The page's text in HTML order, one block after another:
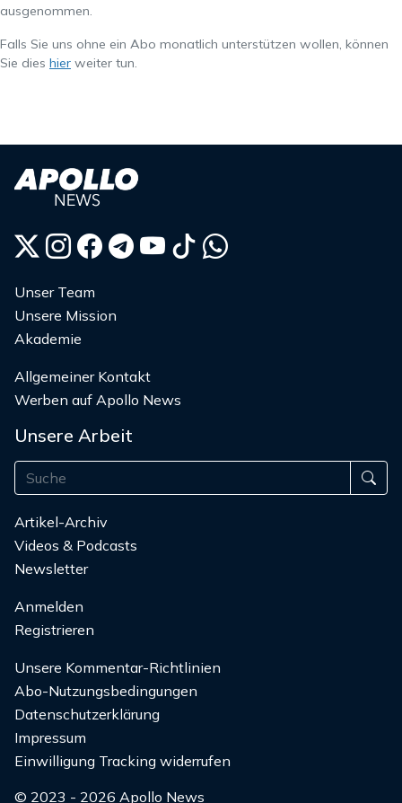
ausgenommen.
Falls Sie uns ohne ein Abo monatlich unterstützen wollen, können
Sie dies hier weiter tun.
Unser Team
Unsere Mission
Akademie
Allgemeiner Kontakt
Werben auf Apollo News
Unsere Arbeit
Artikel-Archiv
Videos & Podcasts
Newsletter
Anmelden
Registrieren
Unsere Kommentar-Richtlinien
Abo-Nutzungsbedingungen
Datenschutzerklärung
Impressum
Einwilligung Tracking widerrufen
© 2023 - 2026 Apollo News